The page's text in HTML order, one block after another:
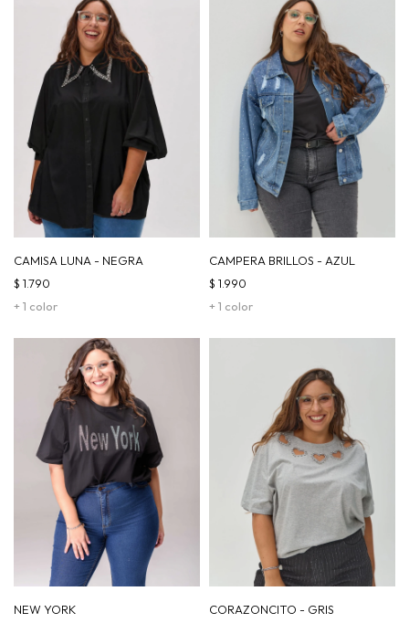
CAMISA LUNA - NEGRA
+ 1 color
$ 1.790
CAMPERA BRILLOS - AZUL
+ 1 color
$ 1.990
NEW YORK
CORAZONCITO - GRIS